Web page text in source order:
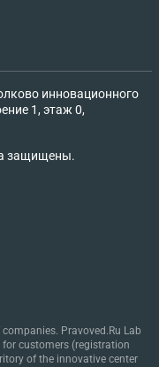
инновационного
1, этаж 0,
защищены.
Pravoved.Ru Lab
customers (registration
of the innovative center